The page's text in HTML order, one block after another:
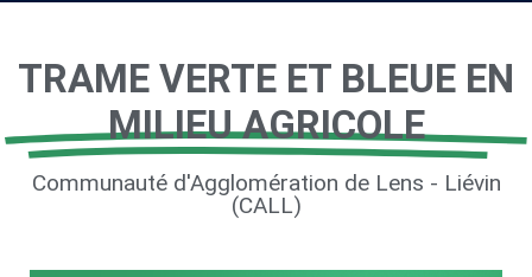
TRAME VERTE ET BLEUE EN
MILIEU AGRICOLE
Communauté d'Agglomération de Lens - Liévin
(CALL)